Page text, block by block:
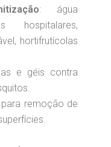
: água
hospitalares,
hortifrutícolas
e géis contra
remoção de